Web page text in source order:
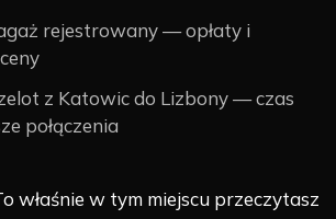
rejestrowany — opłaty i
z Katowic do Lizbony — czas
połączenia
właśnie w tym miejscu przeczytasz